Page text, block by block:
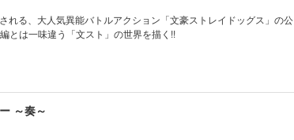
れる、大人気異能バトルアクション「文豪ストレイドッグス」の公
とは一味違う「文スト」の世界を描く!!
～奏～